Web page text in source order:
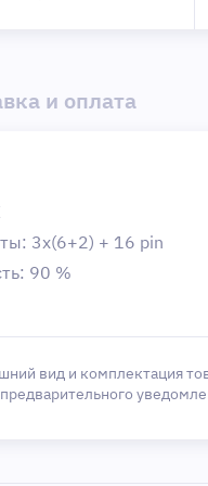
и оплата
3х(6+2) + 16 pin
90 %
вид и комплектация